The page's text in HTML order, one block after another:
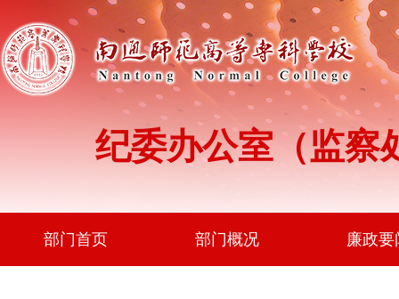
纪委办公室（监察
部门首页 部门概况 廉政要